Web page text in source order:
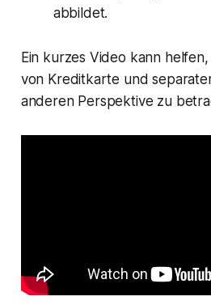
abbildet.
Ein kurzes Video kann
von Kreditkarte und
anderen Perspektive zu